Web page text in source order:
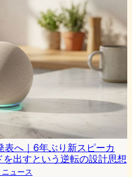
へ｜6年ぶり新スピーカ
出すという逆転の設計思想
ュース